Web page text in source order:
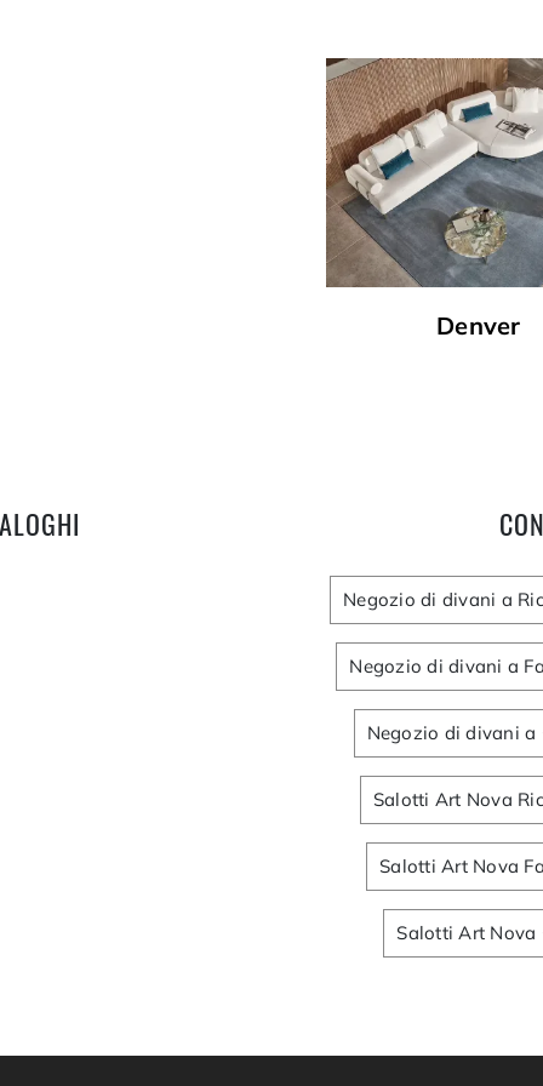
Denver
Negozio di divani a
Negozio di divani a
Negozio di divani a
Salotti Art Nova
Salotti Art Nova
Salotti Art Nova